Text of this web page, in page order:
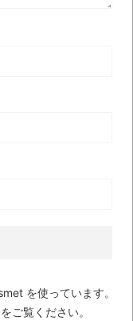
を使っています。
ご覧ください。